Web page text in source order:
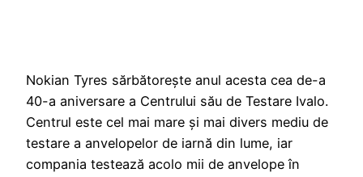
Nokian Tyres sărbătorește anul acesta cea de-a
40-a aniversare a Centrului său de Testare Ivalo.
Centrul este cel mai mare și mai divers mediu de
testare a anvelopelor de iarnă din lume, iar
compania testează acolo mii de anvelope în